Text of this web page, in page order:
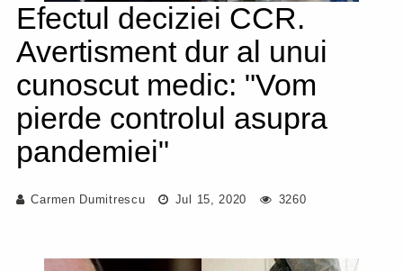
Efectul deciziei CCR.
Avertisment dur al unui
cunoscut medic: "Vom
pierde controlul asupra
pandemiei"
Carmen Dumitrescu Jul 15, 2020 3260